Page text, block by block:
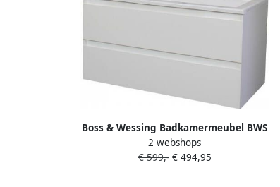
Boss & Wessing Badkamermeubel BWS
Pepper Acryl Wastafel Met Kraangat
100x55x46 cm Wit
2 webshops
€ 599,-€ 494,95